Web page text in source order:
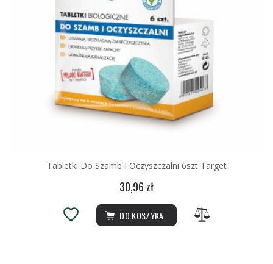
Tabletki Do Szamb I Oczyszczalni 6szt Target
30,96 zł
DO KOSZYKA